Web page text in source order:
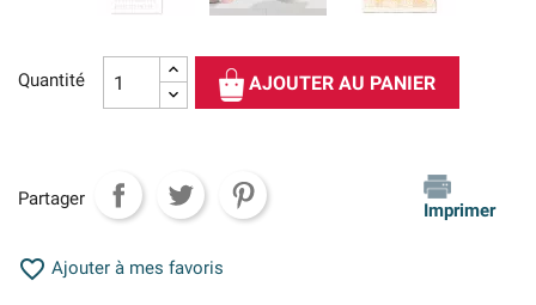
Quantité AJOUTER AU PANIER
Partager
Imprimer
 Ajouter à mes favoris